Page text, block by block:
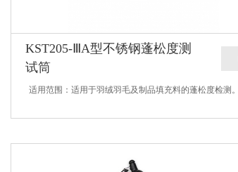
KST205-ⅢA型不锈钢蓬松度测
试筒